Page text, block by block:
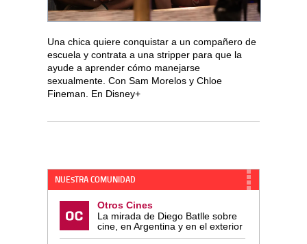
Una chica quiere conquistar a un compañero de
escuela y contrata a una stripper para que la
ayude a aprender cómo manejarse
sexualmente. Con Sam Morelos y Chloe
Fineman. En Disney+
NUESTRA COMUNIDAD
Otros Cines
La mirada de Diego Batlle sobre
cine, en Argentina y en el exterior